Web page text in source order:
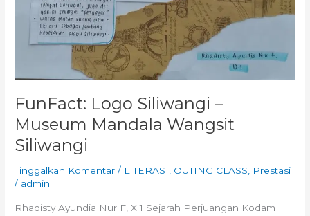
FunFact: Logo Siliwangi –
Museum Mandala Wangsit
Siliwangi
Tinggalkan Komentar / LITERASI OUTING CLASS
Prestasi
/ admin
Rhadisty Ayundia Nur F, X 1 Sejarah Perjuangan Kodam